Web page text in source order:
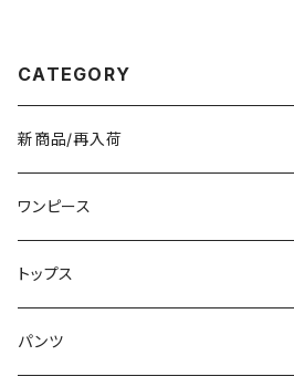
CATEGORY
新商品/再入荷
ワンピース
ミニ/ショート
ミディアム/ミモレ
トップス
Tシャツ/カットソー
パンツ